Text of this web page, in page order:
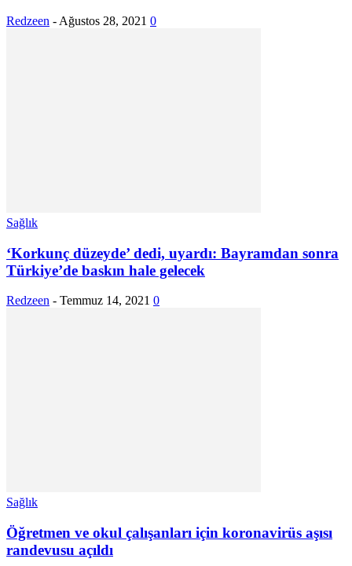
Redzeen - Ağustos 28, 2021 0
Sağlık
‘Korkunç düzeyde’ dedi, uyardı: Bayramdan sonra
Türkiye’de baskın hale gelecek
Redzeen - Temmuz 14, 2021 0
Sağlık
Öğretmen ve okul çalışanları için koronavirüs aşısı
randevusu açıldı